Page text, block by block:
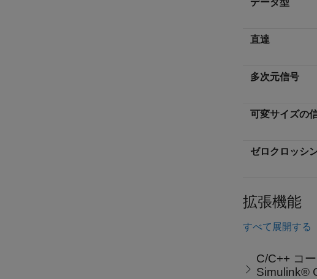
データ型
直達
多次元信号
可変サイズの
ゼロクロッシ
拡張機能
すべて展開する
C/C++ コ
Simulink®